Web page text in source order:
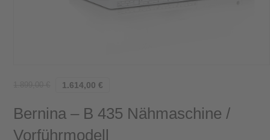
1.614,00€
Bernina – B 435 Nähmaschine /
Vorführmodell